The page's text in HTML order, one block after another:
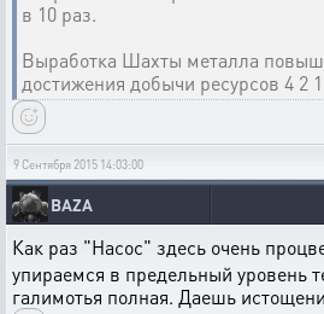
в 10 раз.
Выработка Шахты металла
достижения добычи ресурсов 4 2
9 Сентября 2015 14:03:00
BAZA
Как раз "Насос" здесь очень
упираемся в предельный уровень
галимотья полная. Даешь